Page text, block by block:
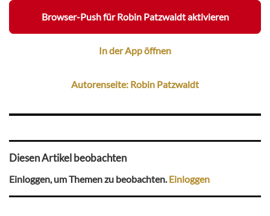
Browser-Push für Robin Patzwaldt aktivieren
In der App öffnen
Autorenseite: Robin Patzwaldt
Diesen Artikel beobachten
Einloggen, um Themen zu beobachten.Einloggen